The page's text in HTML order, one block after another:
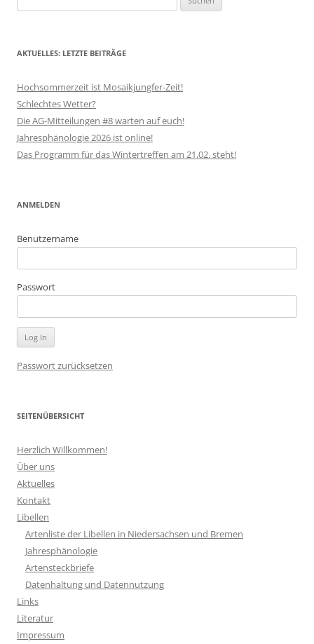
nach:
AKTUELLES: LETZTE BEITRÄGE
Hochsommerzeit ist Mosaikjungfer-Zeit!
Schlechtes Wetter?
Die AG-Mitteilungen #8 warten auf euch!
Jahresphänologie 2026 ist online!
Das Programm für das Wintertreffen am 21.02. steht!
ANMELDEN
Benutzername
Passwort
Passwort zurücksetzen
SEITENÜBERSICHT
Herzlich Willkommen!
Über uns
Aktuelles
Kontakt
Libellen
Artenliste der Libellen in Niedersachsen und Bremen
Jahresphänologie
Artensteckbriefe
Datenhaltung und Datennutzung
Links
Literatur
Impressum